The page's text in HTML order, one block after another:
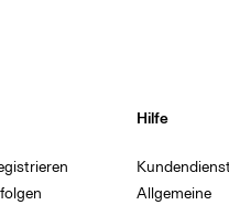
Hilfe
Kundendienst
Allgemeine